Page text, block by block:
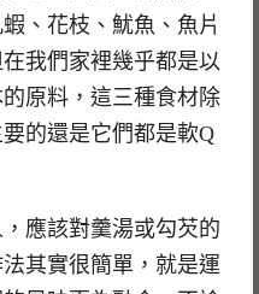
、花枝、魷魚、魚片
我們家裡幾乎都是以
原料，這三種食材除
的還是它們都是軟Q
應該對羹湯或勾芡的
其實很簡單，就是運